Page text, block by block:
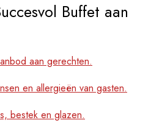
Buffet aan
aan gerechten.
en allergieën van gasten.
bestek en glazen.